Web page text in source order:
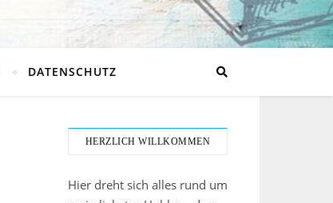
DATENSCHUTZ
HERZLICH WILLKOMMEN
Hier dreht sich alles rund um